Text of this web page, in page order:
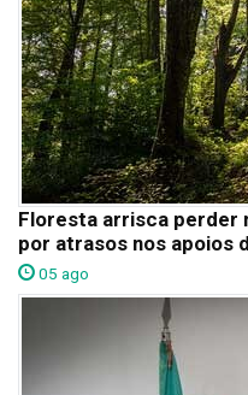
Floresta arrisca perder
por atrasos nos apoios
05 ago